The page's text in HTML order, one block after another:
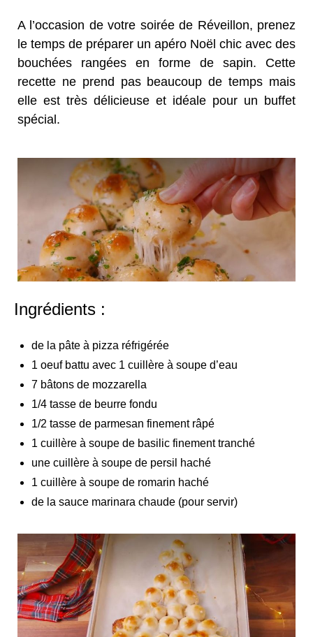
A l’occasion de votre soirée de Réveillon, prenez
le temps de préparer un apéro Noël chic avec des
bouchées rangées en forme de sapin. Cette
recette ne prend pas beaucoup de temps mais
elle est très délicieuse et idéale pour un buffet
spécial.
Ingrédients :
de la pâte à pizza réfrigérée
1 oeuf battu avec 1 cuillère à soupe d’eau
7 bâtons de mozzarella
1/4 tasse de beurre fondu
1/2 tasse de parmesan finement râpé
1 cuillère à soupe de basilic finement tranché
une cuillère à soupe de persil haché
1 cuillère à soupe de romarin haché
de la sauce marinara chaude (pour servir)